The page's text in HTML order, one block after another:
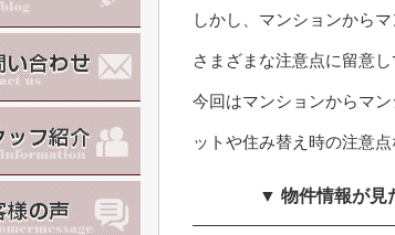
しかし、マンションから
さまざまな注意点に留意し
今回はマンションからマ
ットや住み替え時の注意点
▼ 物件情報が見